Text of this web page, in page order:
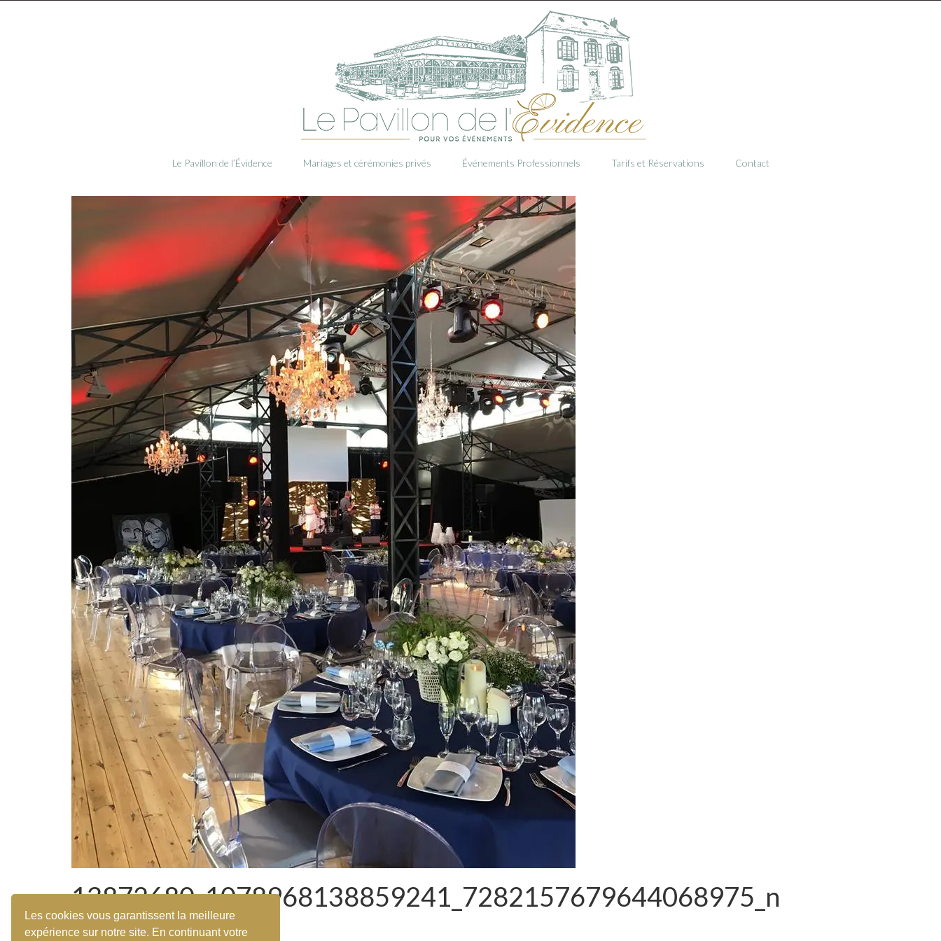
Le Pavillon de l’Évidence Mariages et cérémonies privés Événements Professionnels Tarifs et Réservations Contact
13872680_1078968138859241_7282157679644068975_n
Les cookies vous garantissent la meilleure
expérience sur notre site. En continuant votre